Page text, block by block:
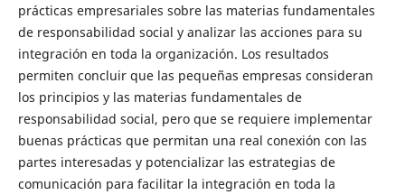
prácticas empresariales sobre las materias fundamentales
de responsabilidad social y analizar las acciones para su
integración en toda la organización. Los resultados
permiten concluir que las pequeñas empresas consideran
los principios y las materias fundamentales de
responsabilidad social, pero que se requiere implementar
buenas prácticas que permitan una real conexión con las
partes interesadas y potencializar las estrategias de
comunicación para facilitar la integración en toda la